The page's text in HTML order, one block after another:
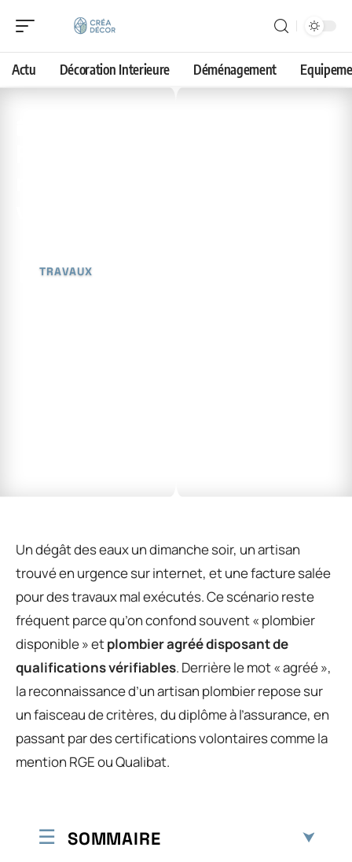
Actu Décoration Interieure Déménagement
TRAVAUX
Un dégât des eaux un dimanche soir, un artisan
trouvé en urgence sur internet, et une facture salée
pour des travaux mal exécutés. Ce scénario reste
fréquent parce qu’on confond souvent « plombier
disponible » etplombier agréé disposant de
qualifications vérifiables. Derrière le mot « agréé »,
la reconnaissance d’un artisan plombier repose sur
un faisceau de critères, du diplôme à l’assurance, en
passant par des certifications volontaires comme la
mention RGE ou Qualibat.
SOMMAIRE